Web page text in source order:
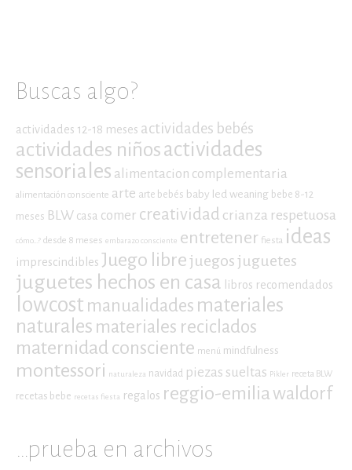
Buscas algo?
actividades 12-18 meses actividades bebés
actividades niñosactividades
sensoriales alimentacion complementaria
alimentación consciente arte arte bebés baby led weaning bebe 8-12
meses BLW casa comer creatividad crianza respetuosa
cómo...? desde 8 meses embarazo consciente entretener fiesta ideas
imprescindibles Juego librejuegosjuguetes
juguetes hechos en casa libros recomendados
lowcost manualidades materiales
naturales materiales reciclados
maternidad consciente menú mindfulness
montessori naturaleza navidad piezas sueltas Pikler receta BLW
recetas bebe recetas fiesta regalos reggio-emilia waldorf
…prueba en archivos